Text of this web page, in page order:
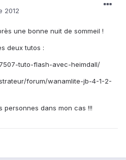
2012
une bonne nuit de sommeil !
deux tutos :
tuto-flash-avec-heimdall/
forum/wanamlite-jb-4-1-2-
dans mon cas !!!